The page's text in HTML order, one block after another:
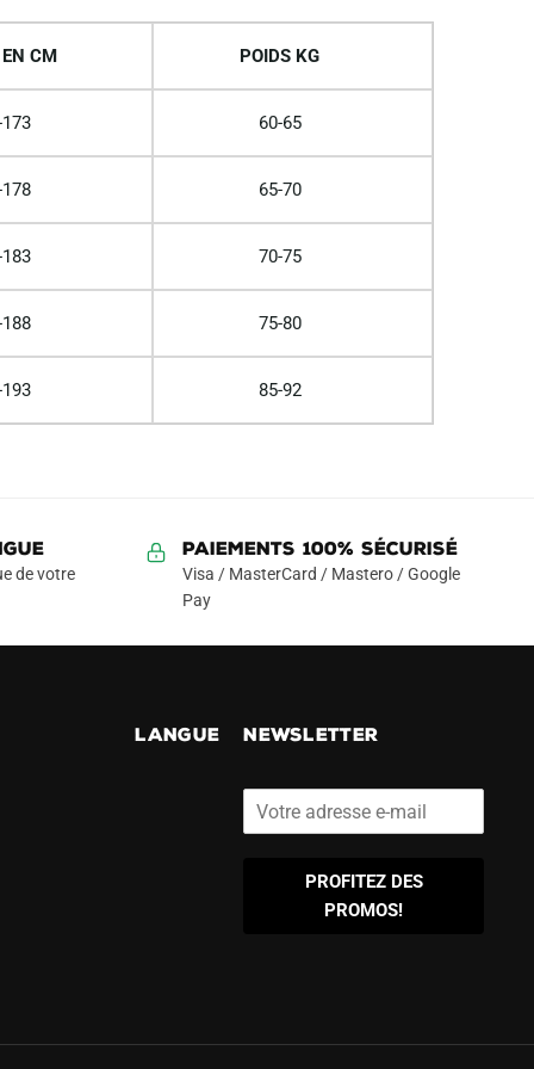
CM POIDS KG
60-65
65-70
70-75
75-80
85-92
de votre
Paiements 100% Sécurisé
Visa / MasterCard / Mastero / Google
Pay
LANGUE NEWSLETTER
PROFITEZ DES
PROMOS!